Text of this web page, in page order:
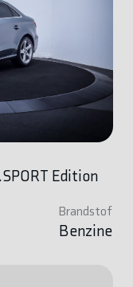
Edition
Brandstof
Benzine